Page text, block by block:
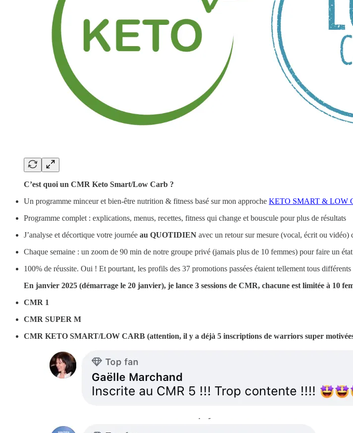
C’est quoi un CMR Keto Smart/Low Carb ?
Un programme minceur et bien-être nutrition & fitness basé sur mon approche KETO SMART & LOW
Programme complet : explications, menus, recettes, fitness qui change et bouscule pour plus de résultats
J’analyse et décortique votre journée au QUOTIDIEN avec un retour sur mesure (vocal, écrit ou vidéo)
Chaque semaine : un zoom de 90 min de notre groupe privé (jamais plus de 10 femmes) pour faire un
100% de réussite. Oui ! Et pourtant, les profils des 37 promotions passées étaient tellement tous différents
En janvier 2025 (démarrage le 20 janvier), je lance 3 sessions de CMR, chacune est limitée à 10
CMR 1
CMR SUPER M
CMR KETO SMART/LOW CARB (attention, il y a déjà 5 inscriptions de warriors super